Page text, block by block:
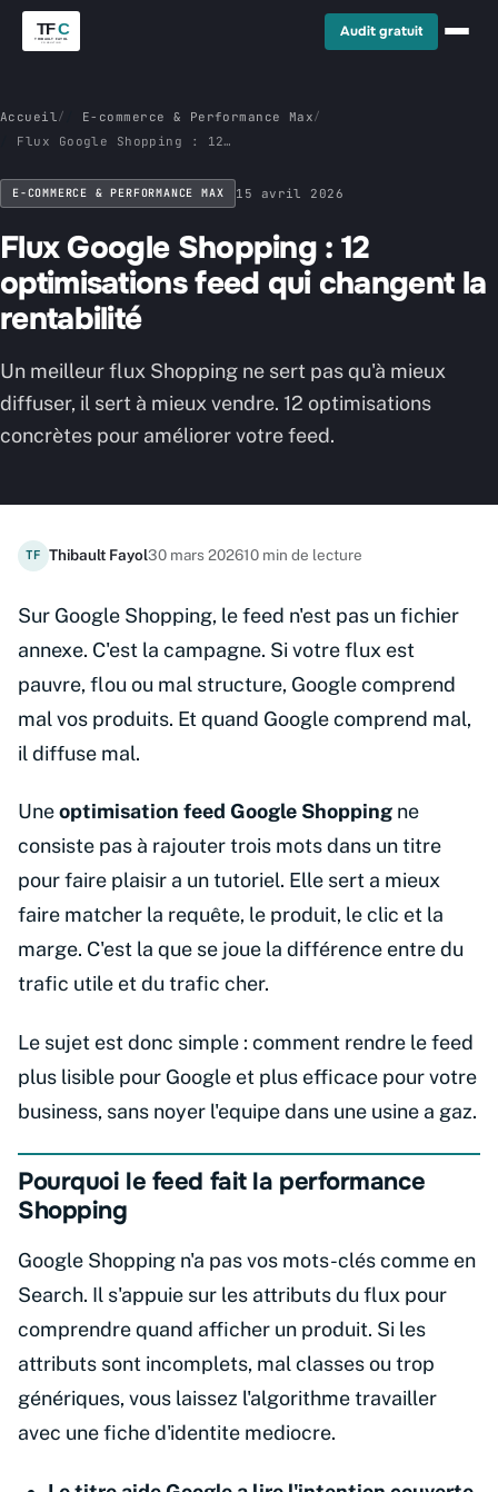
Audit gratuit
Accueil/ E-commerce & Performance Max/
Flux Google Shopping : 12
la rentabilité
E-COMMERCE & PERFORMANCE MAX 15 avril 2026
Flux Google Shopping : 12
optimisations feed qui changent la
rentabilité
Un meilleur flux Shopping ne sert pas qu'à mieux
diffuser, il sert à mieux vendre. 12 optimisations
concrètes pour améliorer votre feed.
TF Thibault Fayol30 mars 202610 min de lecture
Sur Google Shopping, le feed n'est pas un fichier
annexe. C'est la campagne. Si votre flux est
pauvre, flou ou mal structure, Google comprend
mal vos produits. Et quand Google comprend mal,
il diffuse mal.
Uneoptimisation feed Google Shopping ne
consiste pas à rajouter trois mots dans un titre
pour faire plaisir a un tutoriel. Elle sert a mieux
faire matcher la requête, le produit, le clic et la
marge. C'est la que se joue la différence entre du
trafic utile et du trafic cher.
Le sujet est donc simple : comment rendre le feed
plus lisible pour Google et plus efficace pour votre
business, sans noyer l'equipe dans une usine a gaz.
Pourquoi le feed fait la performance
Shopping
Google Shopping n'a pas vos mots-clés comme en
Search. Il s'appuie sur les attributs du flux pour
comprendre quand afficher un produit. Si les
attributs sont incomplets, mal classes ou trop
génériques, vous laissez l'algorithme travailler
avec une fiche d'identite mediocre.